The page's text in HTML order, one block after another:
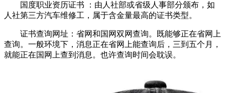
国度职业资历证书 ：由人社部或省级人事部分颁布，如
人社第三方汽车维修工，属于含金量最高的证书类型。
证书查询网址：省网和国网双网查询。既能够正在省网上
查询。一般环境下，消息正在省网上能查询后，三到五个月，
就能正在国网上查到消息。也许查询时间会耽误。